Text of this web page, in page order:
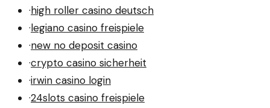
·high roller casino deutsch
·legiano casino freispiele
·new no deposit casino
·crypto casino sicherheit
·irwin casino login
·24slots casino freispiele